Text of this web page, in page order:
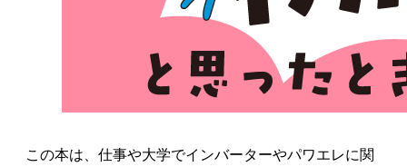
この本は、仕事や大学でインバーターやパワエレに関